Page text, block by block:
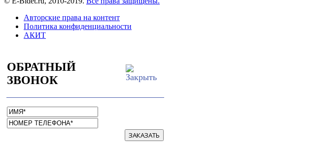
Авторские права на контент
Политика конфиденциальности
АКИТ
ОБРАТНЫЙ
ЗВОНОК
ЗАКАЗАТЬ